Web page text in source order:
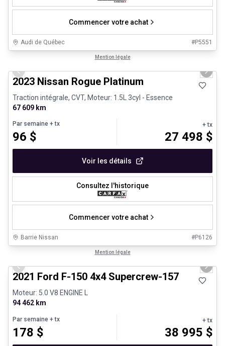
Commencer votre achat
Audi de Québec #P5551
Mention légale
Véhicules d'occasion certifiés
Previous slide Next
2023 Nissan Rogue Platinum
Traction intégrale, CVT, Moteur: 1.5L 3cyl - Essence
67 609 km
Par semaine + tx
96 $
+ tx
27 498 $
Voir les détails
Consultez l'historique
Commencer votre achat
Barrie Nissan #P6126
Mention légale
Previous slide Next
2021 Ford F-150 4x4 Supercrew-157
Moteur: 5.0 V8 ENGINE L
94 462 km
Par semaine + tx
178 $
+ tx
38 995 $